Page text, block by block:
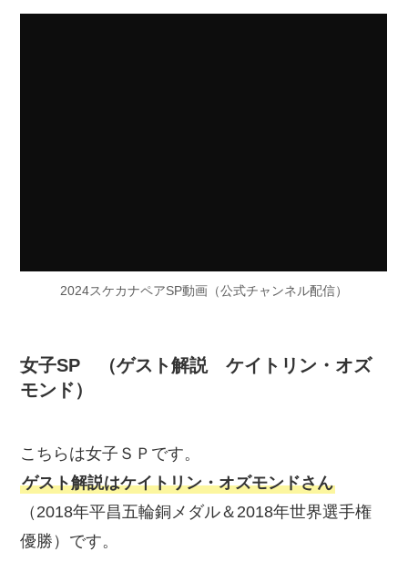
2024スケカナペアSP動画（公式チャンネル配信）
女子SP （ゲスト解説 ケイトリン・オズ
モンド）
こちらは女子ＳＰです。
ゲスト解説はケイトリン・オズモンドさん
（2018年平昌五輪銅メダル＆2018年世界選手権
優勝）です。